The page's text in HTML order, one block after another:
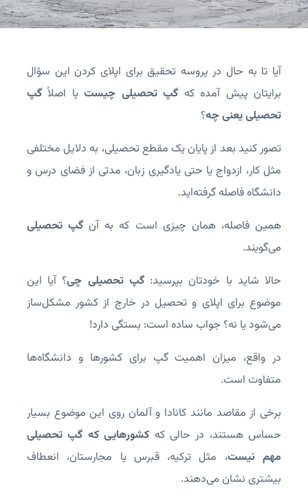
آیا تا به حال در پروسه تحقیق برای اپلای کردن این سؤال
برایتان پیش آمده که گپ تحصیلی چیستیا اصلاً گپ
تحصیلی یعنی چه؟
تصور کنید بعد از پایان یک مقطع تحصیلی، به دلایل مختلفی
مثل کار، ازدواج یا حتی یادگیری زبان، مدتی از فضای درس و
دانشگاه فاصله گرفته‌اید.
همین فاصله، همان چیزی است که به آن گپ تحصیلی
می‌گویند.
حالا شاید با خودتان بپرسید:گپ تحصیلی چی؟ آیا این
موضوع برای اپلای و تحصیل در خارج از کشور مشکل‌ساز
می‌شود یا نه؟ جواب ساده است: بستگی دارد!
در واقع، میزان اهمیت گپ برای کشورها و دانشگاه‌ها
متفاوت است.
برخی از مقاصد مانند کانادا و آلمان روی این موضوع بسیار
حساس هستند، در حالی که کشورهایی که گپ تحصیلی
مهم نیست، مثل ترکیه، قبرس یا مجارستان، انعطاف
بیشتری نشان می‌دهند.